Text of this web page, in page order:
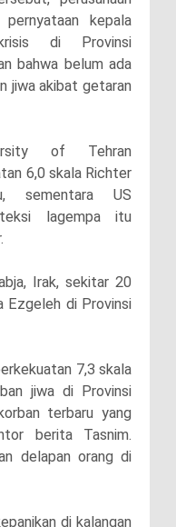
kepala
di Provinsi
bahwa belum ada
jiwa akibat getaran
of Tehran
6,0 skala Richter
sementara US
lagempa itu
Irak, sekitar 20
Ezgeleh di Provinsi
7,3 skala
jiwa di Provinsi
terbaru yang
berita Tasnim.
delapan orang di
di kalangan